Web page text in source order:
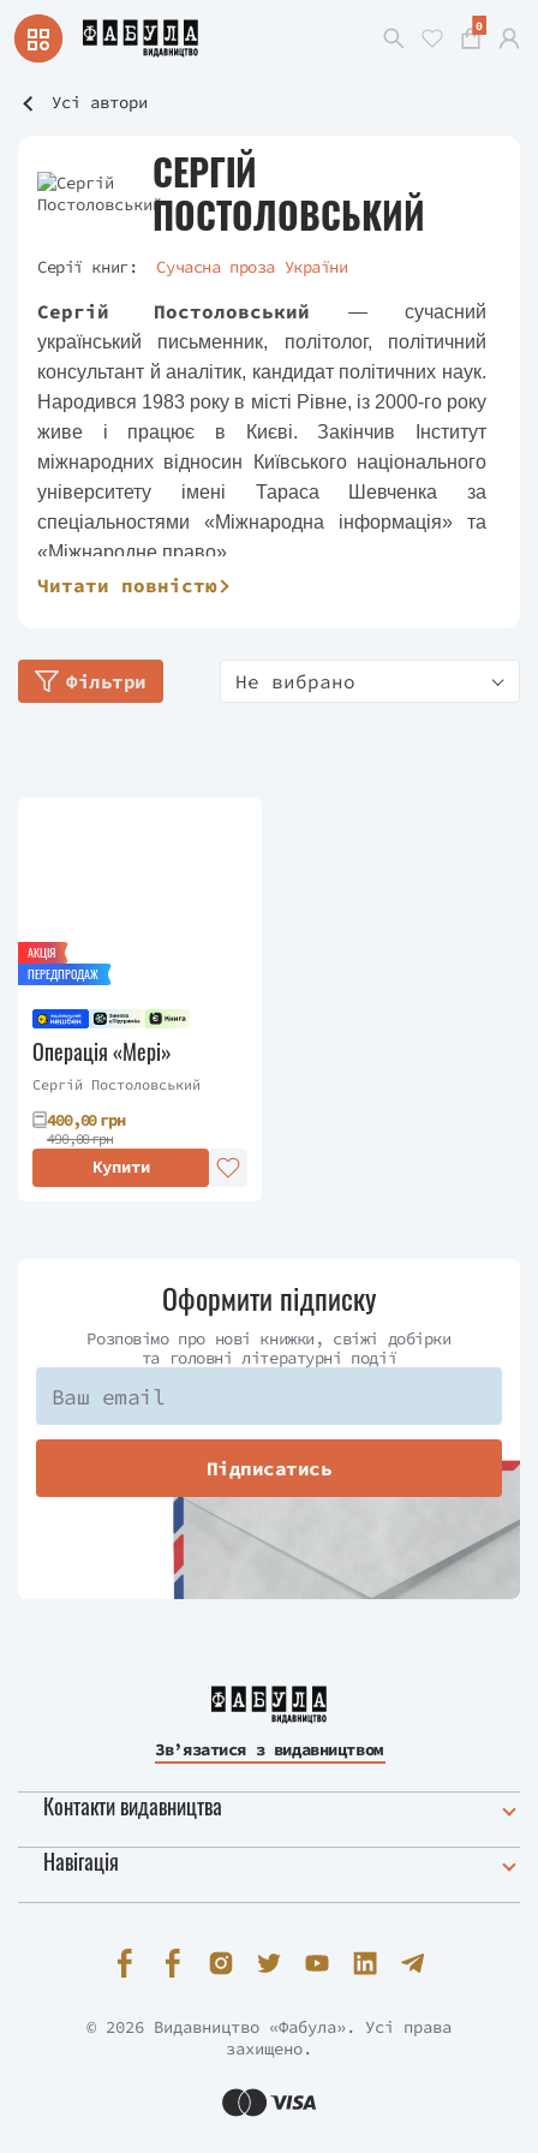
0
Усі автори
СЕРГІЙ
ПОСТОЛОВСЬКИЙ
Серії книг: Сучасна проза України
Сергій Постоловський — сучасний
український письменник, політолог, політичний
консультант й аналітик, кандидат політичних наук.
Народився 1983 року в місті Рівне, із 2000-го року
живе і працює в Києві. Закінчив Інститут
міжнародних відносин Київського національного
університету імені Тараса Шевченка за
спеціальностями «Міжнародна інформація» та
«Міжнародне право».
яких набули широкої популярності романи
«Остання справа полковника Принципа» (2014),
Читати повністю
Фільтри Не вибрано
АКЦІЯ
ПЕРЕДПРОДАЖ
Операція «Мері»
Сергій Постоловський
400,00 грн
490,00 грн
Купити
Оформити підписку
Розповімо про нові книжки, свіжі добірки
та головні літературні події
Підписатись
Зв’язатися з видавництвом
Контакти видавництва
Навігація
© 2026 Видавництво «Фабула». Усі права
захищено.